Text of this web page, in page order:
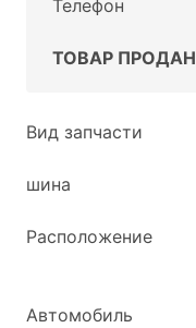
Телефон
ТОВАР ПРОДАН
Вид запчасти
шина
Расположение
Автомобиль